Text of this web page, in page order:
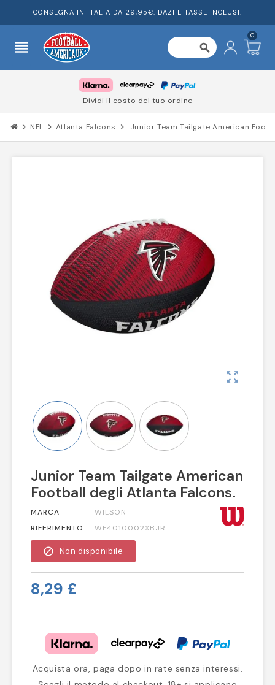
CONSEGNA IN ITALIA DA 29,95€. DAZI E TASSE INCLUSI.
view_headline search
0
Dividi il costo del tuo ordine
chevron_right NFL chevron_right Atlanta Falcons chevron_right Junior Team Tailgate American
zoom_out_map
Junior Team Tailgate American
Football degli Atlanta Falcons.
MARCA
WILSON
RIFERIMENTO
WF4010002XBJR
block Non disponibile
8,29 £
Acquista ora, paga dopo in rate senza interessi.